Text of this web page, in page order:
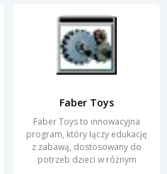
Faber Toys
Faber Toys to innowacyjna
program, który łączy edukację
z zabawą, dostosowany do
potrzeb dzieci w różnym